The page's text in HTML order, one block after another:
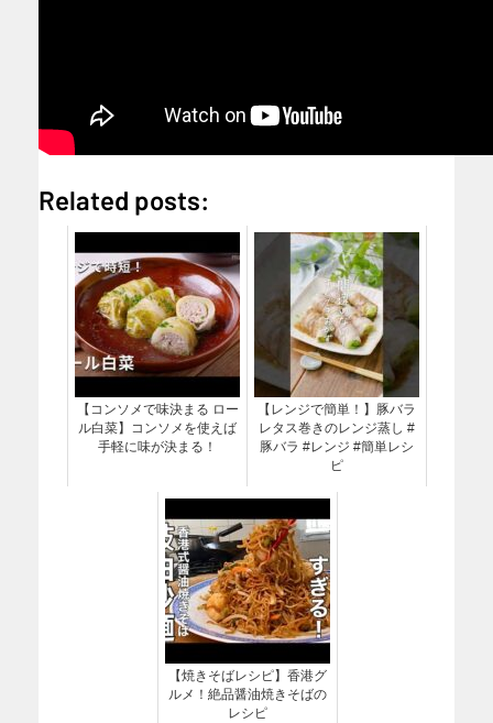
Related posts:
【コンソメで味決まる ロー
ル白菜】コンソメを使えば
手軽に味が決まる！
【レンジで簡単！】豚バラ
レタス巻きのレンジ蒸し #
豚バラ #レンジ #簡単レシ
ピ
【焼きそばレシピ】香港グ
ルメ！絶品醤油焼きそばの
レシピ